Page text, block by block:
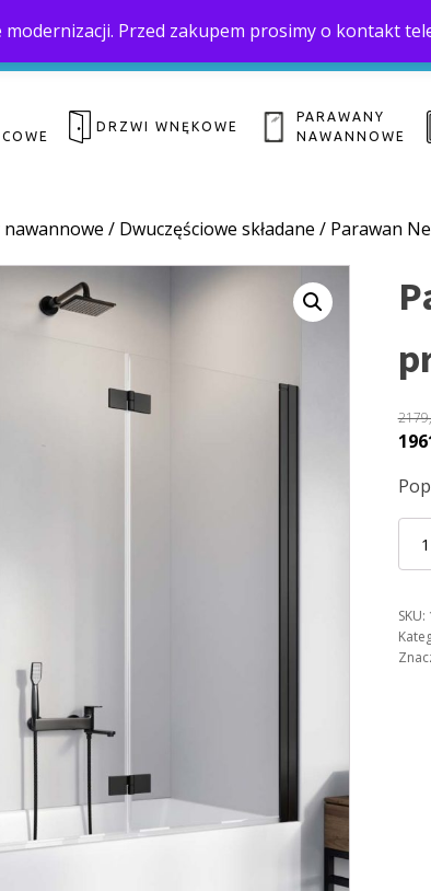
modernizacji. Przed zakupem prosimy o kontakt
biuro@saloni.pl 22 559-10-50
DRZWI WNĘKOWE
PARAWANY
NAWANNOWE
nawannowe / Dwuczęściowe składane / Parawan
ilość
PND
I
110
SKU: